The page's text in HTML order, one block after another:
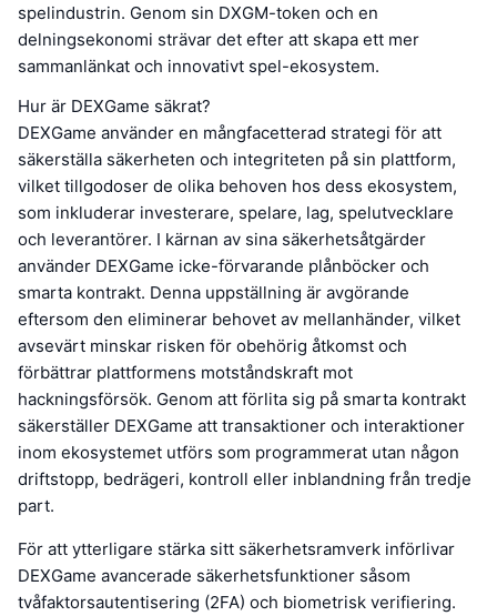
spelindustrin. Genom sin DXGM-token och en
delningsekonomi strävar det efter att skapa ett mer
sammanlänkat och innovativt spel-ekosystem.
Hur är DEXGame säkrat?
DEXGame använder en mångfacetterad strategi för att
säkerställa säkerheten och integriteten på sin plattform,
vilket tillgodoser de olika behoven hos dess ekosystem,
som inkluderar investerare, spelare, lag, spelutvecklare
och leverantörer. I kärnan av sina säkerhetsåtgärder
använder DEXGame icke-förvarande plånböcker och
smarta kontrakt. Denna uppställning är avgörande
eftersom den eliminerar behovet av mellanhänder, vilket
avsevärt minskar risken för obehörig åtkomst och
förbättrar plattformens motståndskraft mot
hackningsförsök. Genom att förlita sig på smarta kontrakt
säkerställer DEXGame att transaktioner och interaktioner
inom ekosystemet utförs som programmerat utan någon
driftstopp, bedrägeri, kontroll eller inblandning från tredje
part.
För att ytterligare stärka sitt säkerhetsramverk införlivar
DEXGame avancerade säkerhetsfunktioner såsom
tvåfaktorsautentisering (2FA) och biometrisk verifiering.